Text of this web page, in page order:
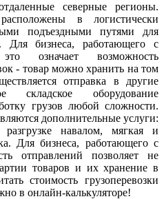
северные регионы.
в логистически
подъездными путями для
Для бизнеса, работающего с
означает возможность
- товар можно хранить на том
отправка в другие
складское оборудование
грузов любой сложности.
дополнительные услуги:
навалом, мягкая и
Для бизнеса, работающего с
отправлений позволяет не
товаров и их хранение в
стоимость грузоперевозки
в онлайн-калькуляторе!